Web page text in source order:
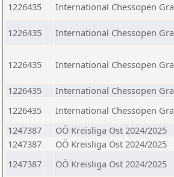
1226435 International Chessopen
1226435 International Chessopen
1226435 International Chessopen
1226435 International Chessopen
1226435
International Chessopen
1247387
OÖ Kreisliga Ost 2024/2025
1247387
OÖ Kreisliga Ost 2024/2025
1247387
OÖ Kreisliga Ost 2024/2025